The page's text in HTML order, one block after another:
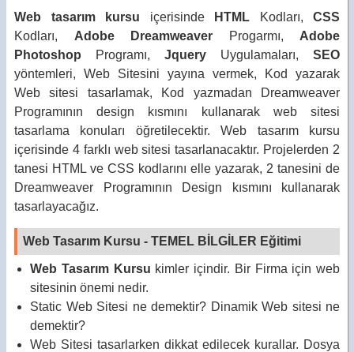
Web tasarım kursu içerisinde HTML Kodları, CSS
Kodları, Adobe Dreamweaver Progarmı, Adobe
Photoshop Programı, Jquery Uygulamaları, SEO
yöntemleri, Web Sitesini yayına vermek, Kod yazarak
Web sitesi tasarlamak, Kod yazmadan Dreamweaver
Programının design kısmını kullanarak web sitesi
tasarlama konuları öğretilecektir. Web tasarım kursu
içerisinde 4 farklı web sitesi tasarlanacaktır. Projelerden 2
tanesi HTML ve CSS kodlarını elle yazarak, 2 tanesini de
Dreamweaver Programının Design kısmını kullanarak
tasarlayacağız.
Web Tasarım Kursu - TEMEL BİLGİLER Eğitimi
Web Tasarım Kursu kimler içindir. Bir Firma için web
sitesinin önemi nedir.
Static Web Sitesi ne demektir? Dinamik Web sitesi ne
demektir?
Web Sitesi tasarlarken dikkat edilecek kurallar. Dosya